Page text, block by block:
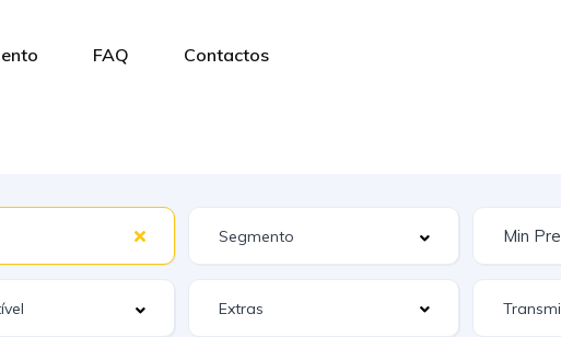
FAQ Contactos
Extras